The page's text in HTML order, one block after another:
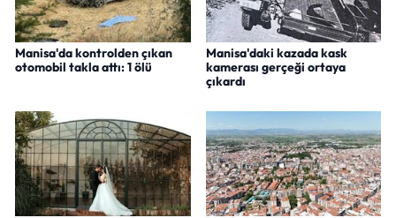
Manisa'da kontrolden çıkan
otomobil takla attı: 1 ölü
Manisa'daki kazada kask
kamerası gerçeği ortaya
çıkardı